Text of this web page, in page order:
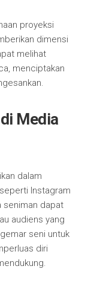
proyeksi
dimensi
melihat
menciptakan
Media
dalam
Instagram
seniman dapat
audiens yang
seni untuk
diri